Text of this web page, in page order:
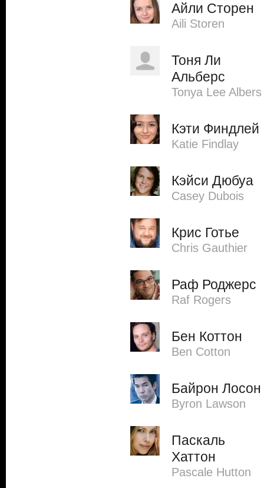
Айли Сторен
Aili Storen
Тоня Ли
Альберс
Tonya Lee Albers
Кэти Финдлей
Katie Findlay
Кэйси Дюбуа
Casey Dubois
Крис Готье
Chris Gauthier
Раф Роджерс
Raf Rogers
Бен Коттон
Ben Cotton
Байрон Лосон
Byron Lawson
Паскаль
Хаттон
Pascale Hutton